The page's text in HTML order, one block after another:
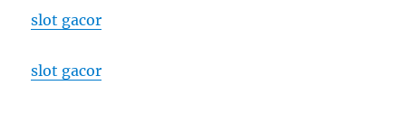
slot gacor
slot gacor